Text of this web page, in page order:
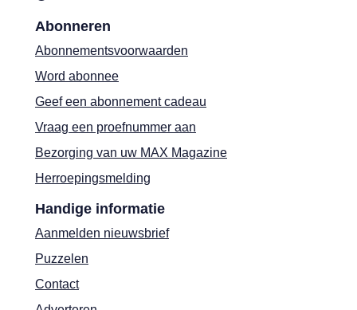
Abonneren
Abonnementsvoorwaarden
Word abonnee
Geef een abonnement cadeau
Vraag een proefnummer aan
Bezorging van uw MAX Magazine
Herroepingsmelding
Handige informatie
Aanmelden nieuwsbrief
Puzzelen
Contact